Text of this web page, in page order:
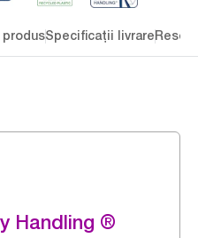
Specificații livrare
Handling ®